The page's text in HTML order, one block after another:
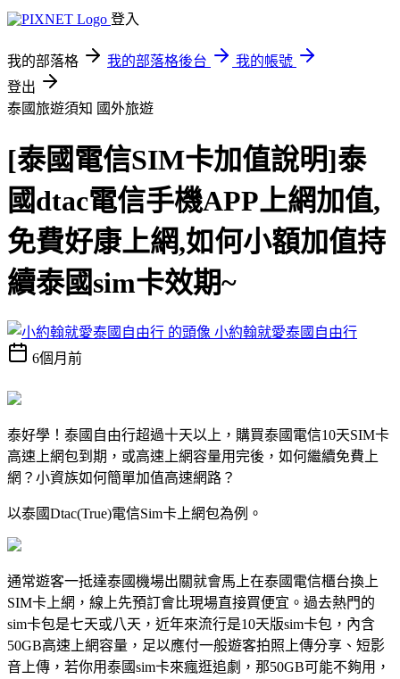
登入
我的部落格 我的部落格後台
我的帳號
登出
泰國旅遊須知 國外旅遊
[泰國電信SIM卡加值說明]泰
國dtac電信手機APP上網加值,
免費好康上網,如何小額加值持
續泰國sim卡效期~
小約翰就愛泰國自由行
6個月前
泰好學！泰國自由行超過十天以上，購買泰國電信10天SIM卡
高速上網包到期，或高速上網容量用完後，如何繼續免費上
網？小資族如何簡單加值高速網路？
以泰國Dtac(True)電信Sim卡上網包為例。
通常遊客一抵達泰國機場出關就會馬上在泰國電信櫃台換上
SIM卡上網，線上先預訂會比現場直接買便宜。過去熱門的
sim卡包是七天或八天，近年來流行是10天版sim卡包，內含
50GB高速上網容量，足以應付一般遊客拍照上傳分享、短影
音上傳，若你用泰國sim卡來瘋逛追劇，那50GB可能不夠用，